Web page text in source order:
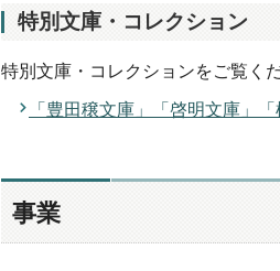
特別文庫・コレクション
特別文庫・コレクションをご覧くだ
「豊田穣文庫」「啓明文庫」
事業